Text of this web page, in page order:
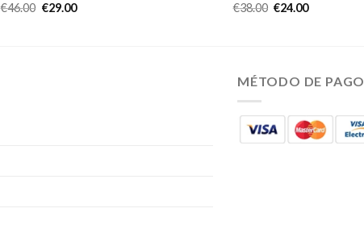
€46.00 €29.00
€38.00 €24.00
MÉTODO DE PAGO